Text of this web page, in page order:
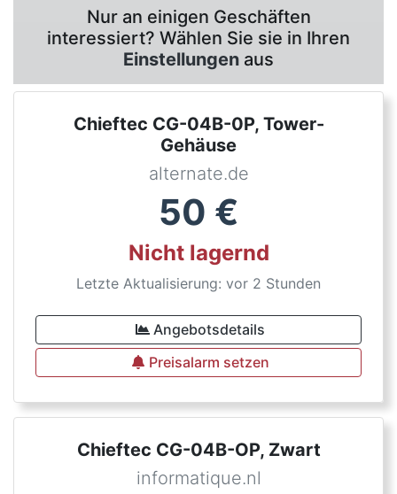
Nur an einigen Geschäften
interessiert? Wählen Sie sie in Ihren
Einstellungen aus
Chieftec CG-04B-0P, Tower-
Gehäuse
alternate.de
50 €
Nicht lagernd
Letzte Aktualisierung: vor 2 Stunden
Angebotsdetails
Preisalarm setzen
Chieftec CG-04B-OP, Zwart
informatique.nl